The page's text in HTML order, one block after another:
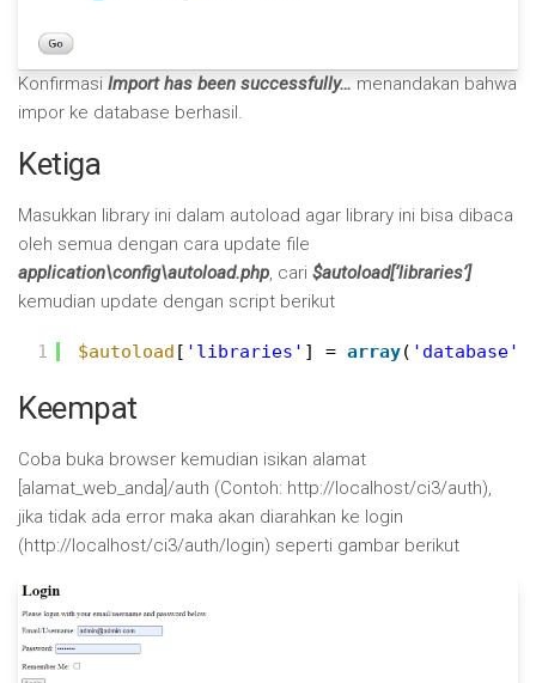
Konfirmasi Import has been successfully… menandakan bahwa
impor ke database berhasil.
Ketiga
Masukkan library ini dalam autoload agar library ini bisa dibaca
oleh semua dengan cara update file
application\config\autoload.php , cari $autoload[‘libraries’]
kemudian update dengan script berikut
1 $autoload [ 'libraries' ] = array( 'database'
Keempat
Coba buka browser kemudian isikan alamat
[alamat_web_anda]/auth (Contoh: http://localhost/ci3/auth),
jika tidak ada error maka akan diarahkan ke login
(http://localhost/ci3/auth/login) seperti gambar berikut